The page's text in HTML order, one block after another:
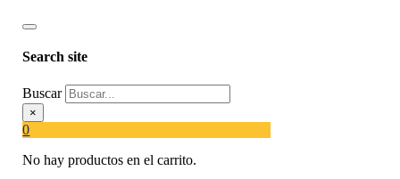
Search site
Buscar
×
0
No hay productos en el carrito.